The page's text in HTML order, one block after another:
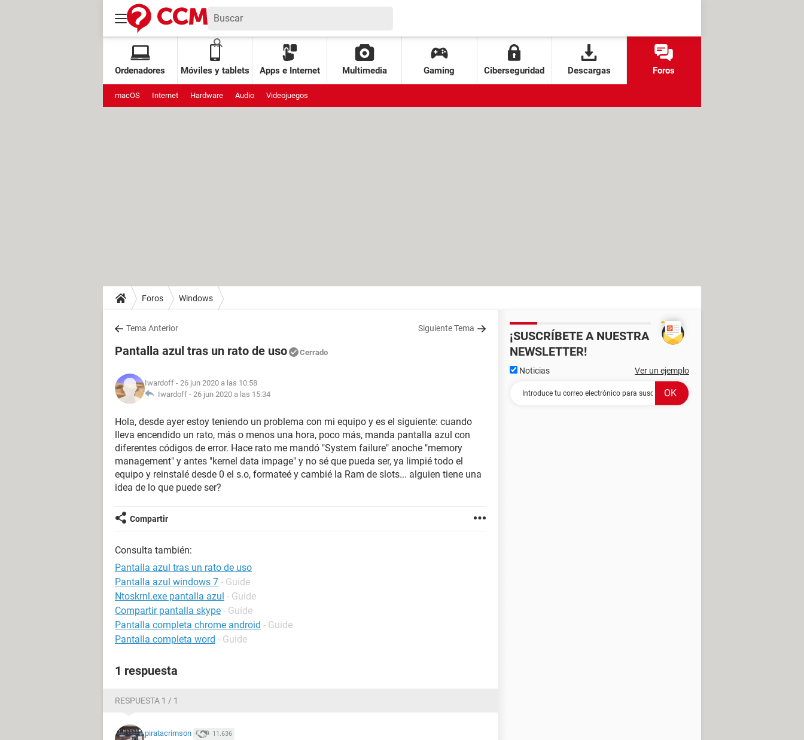
Ordenadores Móviles y tablets Apps e Internet Multimedia Gaming Ciberseguridad Descargas Foros
macOS Internet Hardware Audio Videojuegos
Foros Windows
Tema Anterior Siguiente Tema
Pantalla azul tras un rato de uso Cerrado
Iwardoff - 26 jun 2020 a las 10:58
Iwardoff - 26 jun 2020 a las 15:34
Hola, desde ayer estoy teniendo un problema con mi equipo y es el siguiente: cuando
lleva encendido un rato, más o menos una hora, poco más, manda pantalla azul con
diferentes códigos de error. Hace rato me mandó "System failure" anoche "memory
management" y antes "kernel data impage" y no sé que pueda ser, ya limpié todo el
equipo y reinstalé desde 0 el s.o, formateé y cambié la Ram de slots... alguien tiene una
idea de lo que puede ser?
Compartir
Consulta también:
Pantalla azul tras un rato de uso
Pantalla azul windows 7 - Guide
Ntoskrnl.exe pantalla azul - Guide
Compartir pantalla skype - Guide
Pantalla completa chrome android - Guide
Pantalla completa word - Guide
1 respuesta
RESPUESTA 1 / 1
piratacrimson 11.636
¡SUSCRÍBETE A NUESTRA
NEWSLETTER!
Noticias Ver un ejemplo